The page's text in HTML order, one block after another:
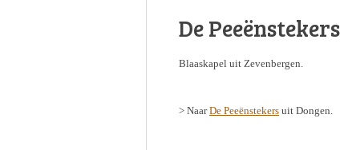
De Peeënstekers
Blaaskapel uit Zevenbergen.
> NaarDe Peeënstekers uit Dongen.